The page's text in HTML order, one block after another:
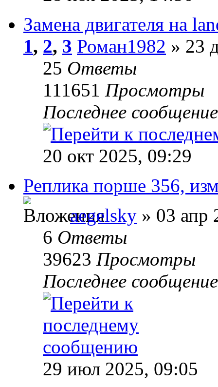
Замена двигателя на
1, 2, 3 Роман1982 » 23
25 Ответы
111651 Просмотры
Последнее
20 окт 2025, 09:29
Реплика порше 356,
aegelsky » 03 апр
6 Ответы
39623 Просмотры
Последнее
29 июл 2025, 09:05